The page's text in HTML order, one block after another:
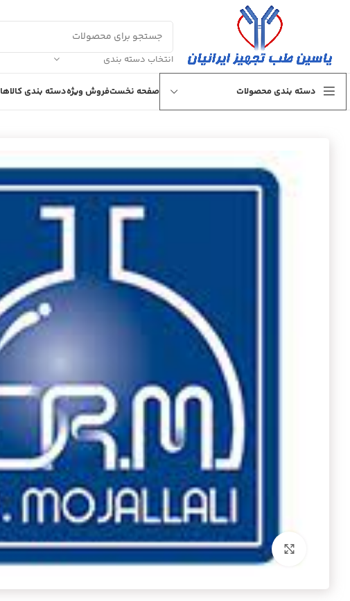
انتخاب دسته بندی
دسته بندی محصولات صفحه نخستفروش ویژهدسته بندی کالاها
برای بزرگنمایی کلیک کنید